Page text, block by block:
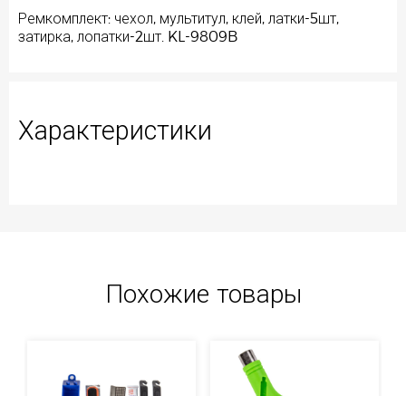
Ремкомплект: чехол, мультитул, клей, латки-5шт,
затирка, лопатки-2шт. KL-9809B
Характеристики
Похожие товары